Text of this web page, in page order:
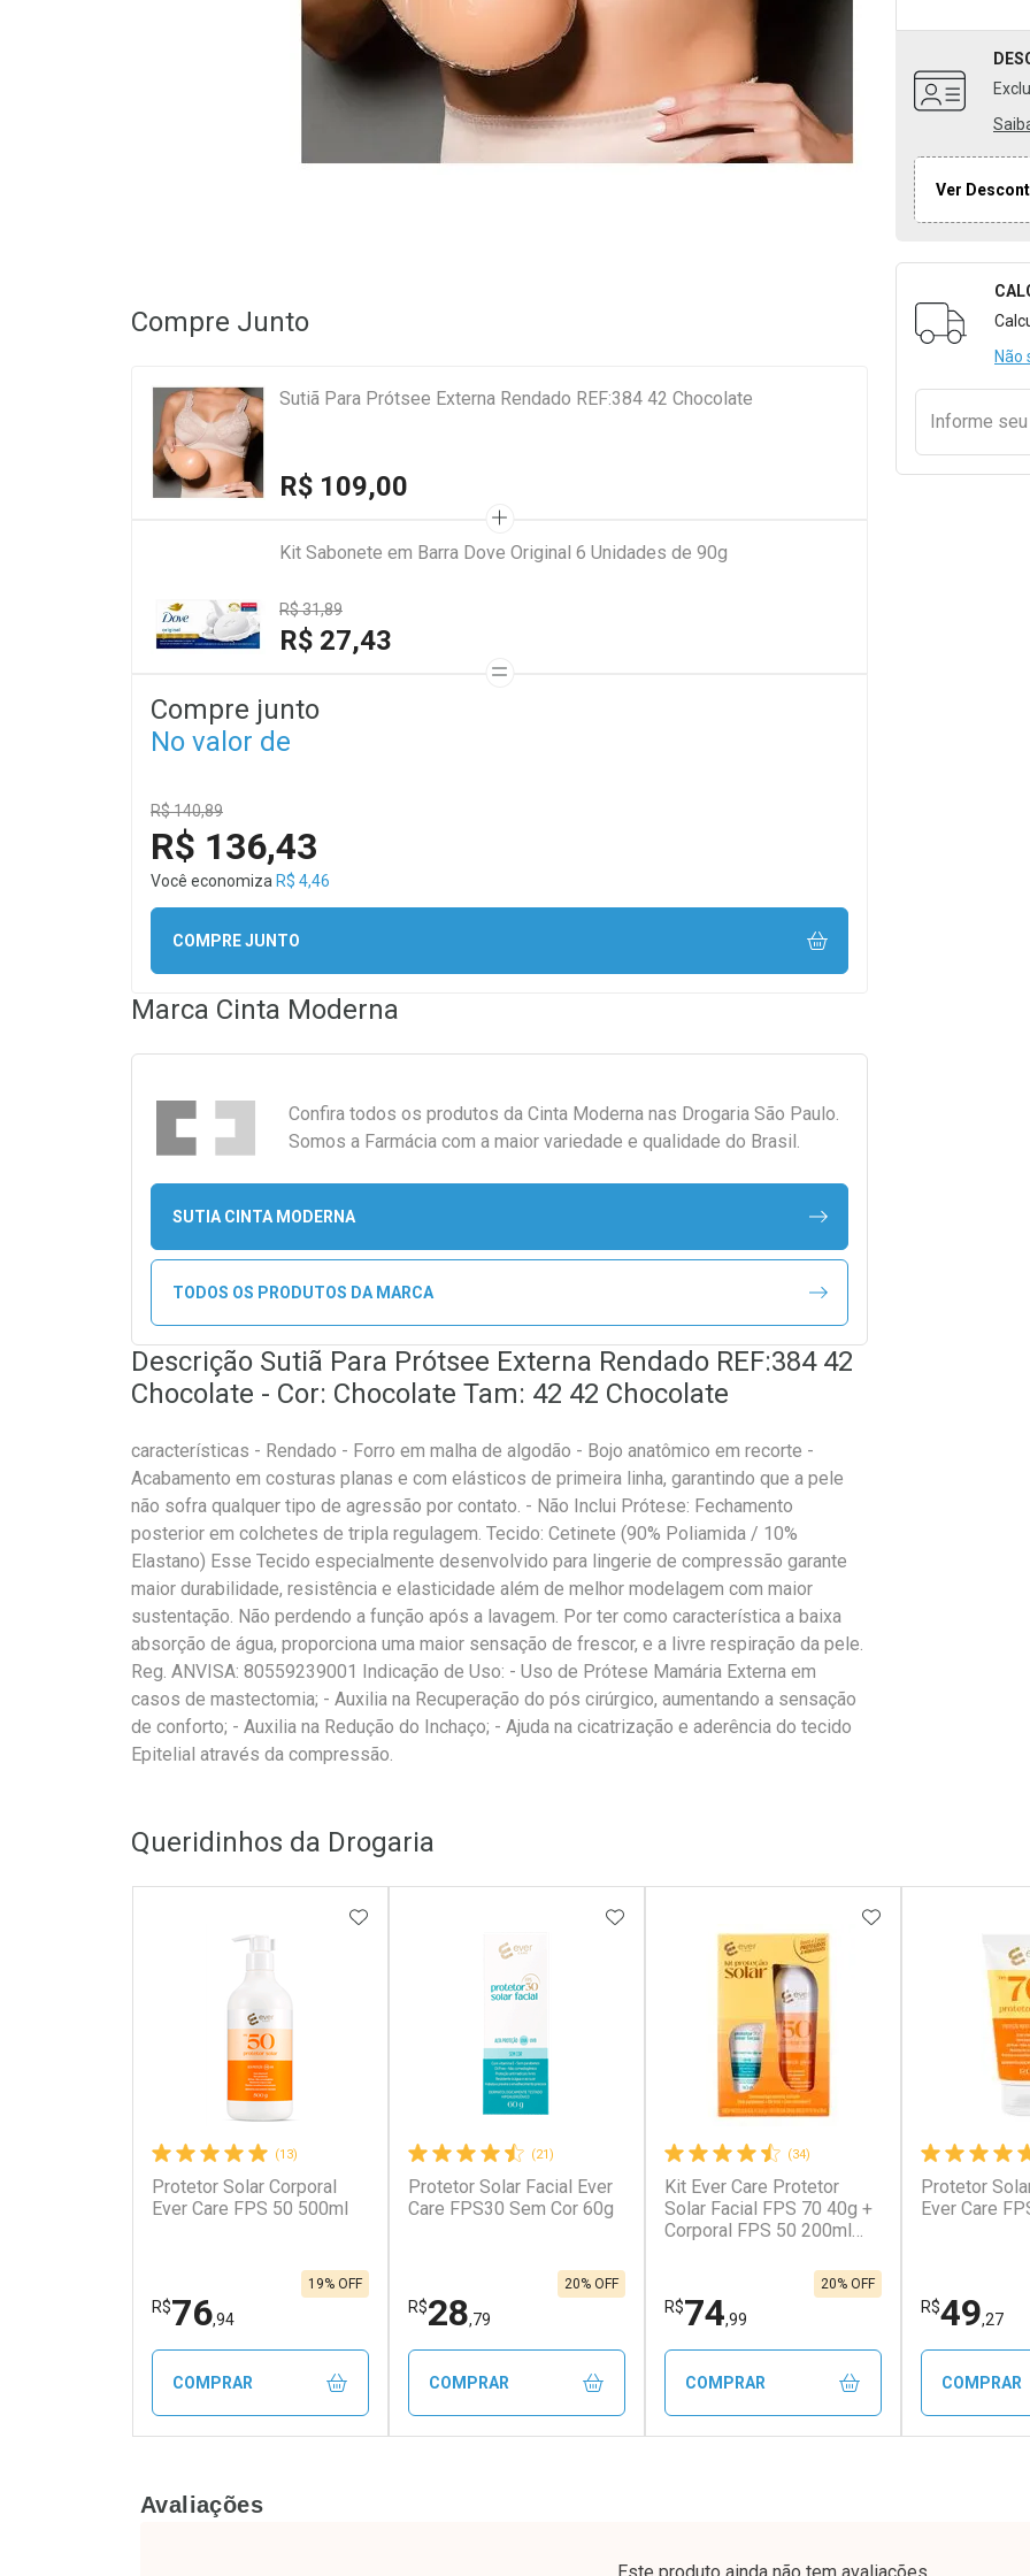
Ver
Não
Informe seu
Compre Junto
Sutiã Para Prótsee Externa Rendado REF:384 42 Chocolate
R$ 109,00
Kit Sabonete em Barra Dove Original 6 Unidades de 90g
R$ 31,89
R$ 27,43
Compre junto
No valor de
R$ 140,89
R$ 136,43
Você economiza R$ 4,46
COMPRE JUNTO
Marca Cinta Moderna
Confira todos os produtos da Cinta Moderna nas Drogaria São Paulo.
Somos a Farmácia com a maior variedade e qualidade do Brasil.
SUTIA CINTA MODERNA
TODOS OS PRODUTOS DA MARCA
Descrição Sutiã Para Prótsee Externa Rendado REF:384 42
Chocolate - Cor: Chocolate Tam: 42 42 Chocolate
características - Rendado - Forro em malha de algodão - Bojo anatômico em recorte -
Acabamento em costuras planas e com elásticos de primeira linha, garantindo que a pele
não sofra qualquer tipo de agressão por contato. - Não Inclui Prótese: Fechamento
posterior em colchetes de tripla regulagem. Tecido: Cetinete (90% Poliamida / 10%
Elastano) Esse Tecido especialmente desenvolvido para lingerie de compressão garante
maior durabilidade, resistência e elasticidade além de melhor modelagem com maior
sustentação. Não perdendo a função após a lavagem. Por ter como característica a baixa
absorção de água, proporciona uma maior sensação de frescor, e a livre respiração da pele.
Reg. ANVISA: 80559239001 Indicação de Uso: - Uso de Prótese Mamária Externa em
casos de mastectomia; - Auxilia na Recuperação do pós cirúrgico, aumentando a sensação
de conforto; - Auxilia na Redução do Inchaço; - Ajuda na cicatrização e aderência do tecido
Epitelial através da compressão.
Queridinhos da Drogaria
(13)
Protetor Solar Corporal
Ever Care FPS 50 500ml
R$76,94
19% OFF
ADICIONAR AOS FAVORITOS
COMPRAR
Laboratório
Por Menos
(21)
Protetor Solar Facial Ever
Care FPS30 Sem Cor 60g
R$28,79
20% OFF
ADICIONAR AOS FAVORITOS
COMPRAR
(34)
Kit Ever Care Protetor
Solar Facial FPS 70 40g +
Corporal FPS 50 200ml
R$74,99
20% OFF
ADICIONAR AOS
COMPRAR
Protetor
Ever Care
R$49,27
COMPRAR
Avaliações